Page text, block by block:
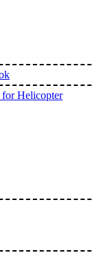
Helicopter